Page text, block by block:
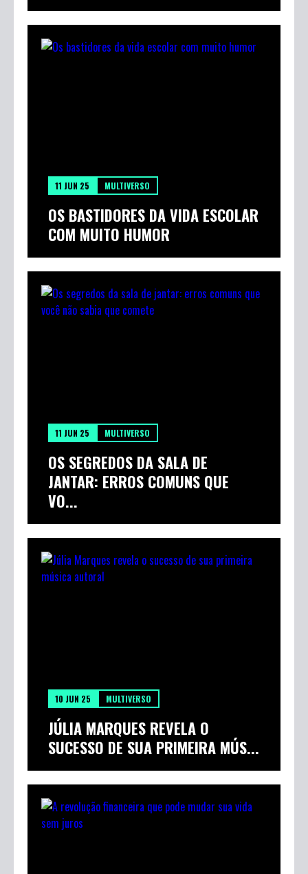
11 JUN 25 MULTIVERSO
OS BASTIDORES DA VIDA ESCOLAR
COM MUITO HUMOR
11 JUN 25 MULTIVERSO
OS SEGREDOS DA SALA DE
JANTAR: ERROS COMUNS QUE
VO...
10 JUN 25 MULTIVERSO
JÚLIA MARQUES REVELA O
SUCESSO DE SUA PRIMEIRA MÚS...